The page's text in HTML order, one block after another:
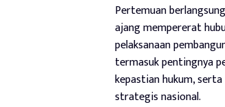
Pertemuan
ajang mempererat
pelaksanaan
termasuk pentingnya
kepastian hukum,
strategis nasional.